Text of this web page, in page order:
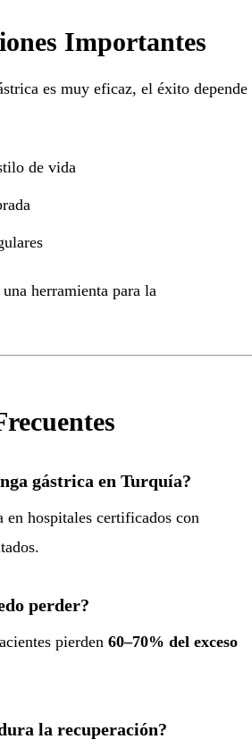
Importantes
es muy eficaz, el éxito depende
de vida
herramienta para la
gástrica en Turquía?
en hospitales certificados con
perder?
pierden 60–70% del exceso
la recuperación?